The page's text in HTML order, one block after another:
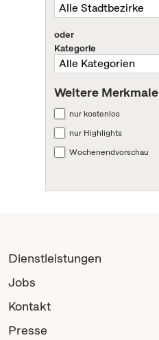
oder
Kategorie
Weitere Merkmale
nur kostenlos
nur Highlights
Wochenendvorschau
Dienstleistungen
Jobs
Kontakt
Presse